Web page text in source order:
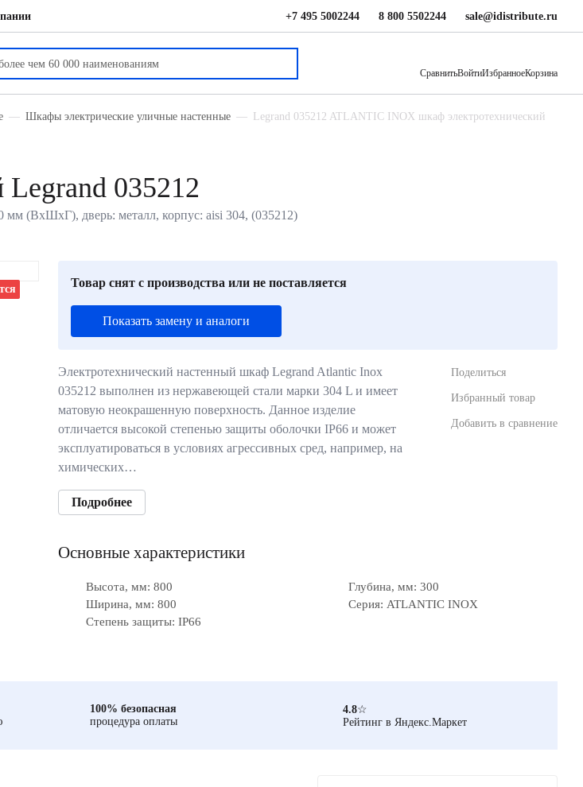
+7 495 5002244 8 800 5502244 sale@idistribute.ru
СравнитьВойтиИзбранноеКорзина
Шкафы электрические уличные настенные
Legrand 035212 ATLANTIC INOX шкаф электротехнический
035212
(ВхШхГ), дверь: металл, корпус: aisi 304, (035212)
Товар снят с производства или не поставляется
Показать замену и аналоги
Электротехнический настенный шкаф Legrand Atlantic Inox
035212 выполнен из нержавеющей стали марки 304 L и имеет
матовую неокрашенную поверхность. Данное изделие
отличается высокой степенью защиты оболочки IP66 и может
эксплуатироваться в условиях агрессивных сред, например, на
химических…
Подробнее
Поделиться
Избранный товар
Добавить в сравнение
Основные характеристики
Высота, мм: 800
Глубина, мм: 300
Ширина, мм: 800
Серия: ATLANTIC INOX
Степень защиты: IP66
100% безопасная
процедура оплаты
4.8☆
Рейтинг в Яндекс.Маркет